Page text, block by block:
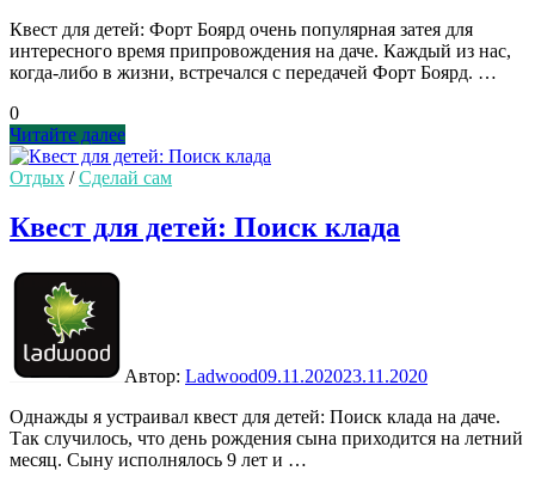
Квест для детей: Форт Боярд очень популярная затея для
интересного время припровождения на даче. Каждый из нас,
когда-либо в жизни, встречался с передачей Форт Боярд. …
0
Квест
для
детей:
Боярд
Читайте далее
Отдых /Сделай сам
Квест для детей: Поиск клада
Автор: Ladwood09.11.202023.11.2020
Однажды я устраивал квест для детей: Поиск клада на даче.
Так случилось, что день рождения сына приходится на летний
месяц. Сыну исполнялось 9 лет и …